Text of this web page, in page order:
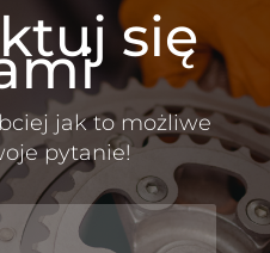
się
jak to możliwe
pytanie!